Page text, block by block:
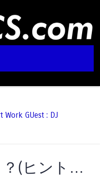
Work GUest : DJ
？(ヒント…